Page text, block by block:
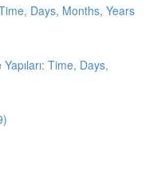
Days, Months, Years
Time, Days,